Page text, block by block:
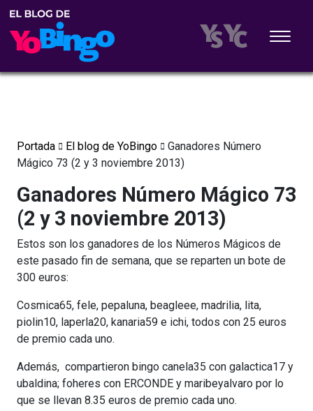
Portada El blog de YoBingo
Ganadores Número
Mágico 73 (2 y 3 noviembre 2013)
Ganadores Número Mágico 73
(2 y 3 noviembre 2013)
Estos son los ganadores de los Números Mágicos de
este pasado fin de semana, que se reparten un bote de
300 euros:
Cosmica65, fele, pepaluna, beagleee, madrilia, lita,
piolin10, laperla20, kanaria59 e ichi, todos con 25 euros
de premio cada uno.
Además, compartieron bingo canela35 con galactica17 y
ubaldina; foheres con ERCONDE y maribeyalvaro por lo
que se llevan 8.35 euros de premio cada uno.